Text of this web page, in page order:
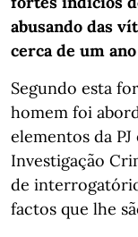
abusando das
cerca de um
Segundo esta
homem foi
elementos da
Investigação
de
factos que lhe